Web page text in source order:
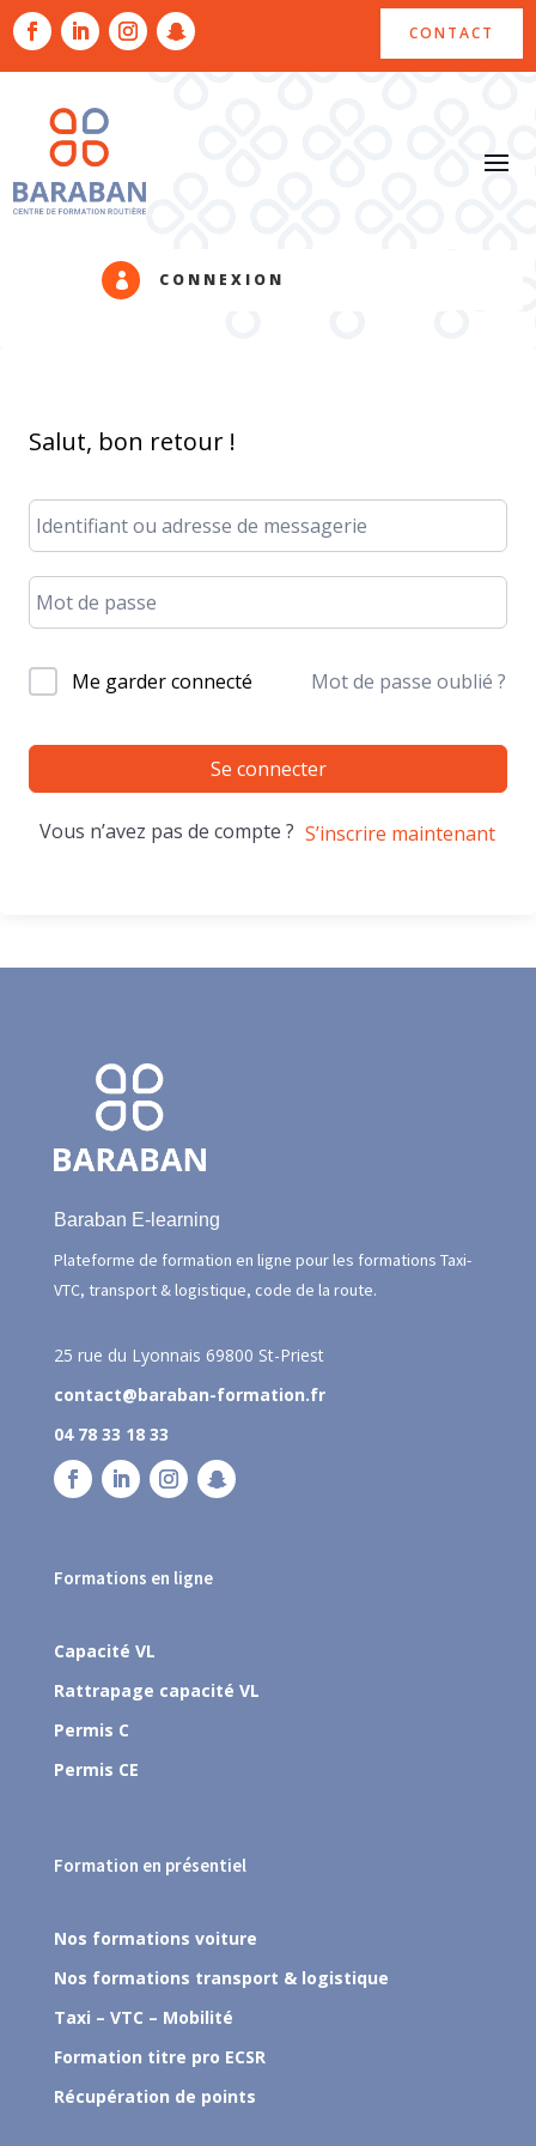
CONTACT
 CONNEXION
Salut, bon retour !
Me garder connecté Mot de passe oublié ?
Se connecter
Vous n’avez pas de compte ? S’inscrire maintenant
Baraban E-learning
Plateforme de formation en ligne pour les formations Taxi-
VTC, transport & logistique, code de la route.
25 rue du Lyonnais 69800 St-Priest
contact@baraban-formation.fr
04 78 33 18 33
Formations en ligne
Capacité VL
Rattrapage capacité VL
Permis C
Permis CE
Formation en présentiel
Nos formations voiture
Nos formations transport & logistique
Taxi – VTC – Mobilité
Formation titre pro ECSR
Récupération de points